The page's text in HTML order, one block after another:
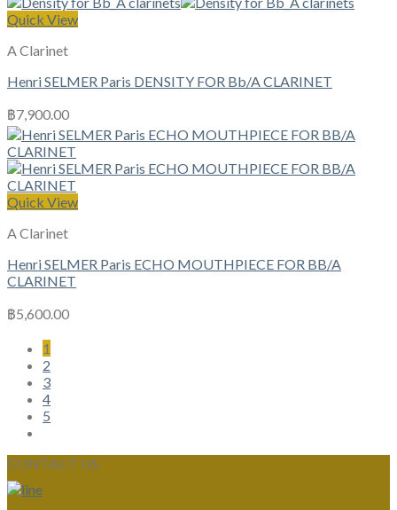
Quick View
A Clarinet
Henri SELMER Paris DENSITY FOR Bb/A CLARINET
฿7,900.00
Quick View
A Clarinet
Henri SELMER Paris ECHO MOUTHPIECE FOR BB/A
CLARINET
฿5,600.00
1
2
3
4
5
CONTACT US